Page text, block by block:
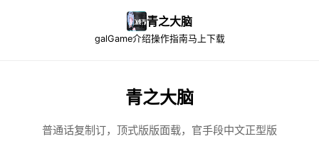
青之大脑
galGame介绍操作指南马上下载
青之大脑
普通话复制订，顶式版版面载，官手段中文正型版